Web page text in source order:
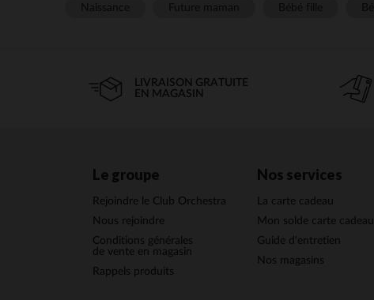
LIVRAISON GRATUITE
EN MAGASIN
Le groupe
Rejoindre le Club Orchestra
Nous rejoindre
Conditions générales
de vente en magasin
Rappels produits
Nos services
La carte cadeau
Mon solde carte cadeau
Guide d'entretien
Nos magasins